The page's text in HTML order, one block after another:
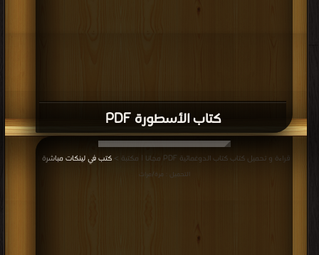
كتاب الأسطورة PDF
قراءة و تحميل كتاب كتاب الدوغمائية PDF مجانا | مكتبة > كتب في لينكات مباشرة
التحميل : مرة/مرات